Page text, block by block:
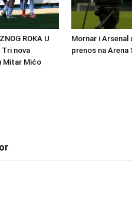
ROKA U
Tri nova
Mitar Mićo
Mornar i
prenos na Arena